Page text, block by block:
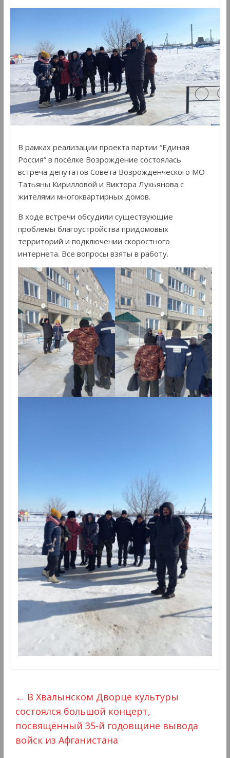
В рамках реализации проекта партии “Единая
Россия” в посëлке Возрождение состоялась
встреча депутатов Совета Возрожденческого МО
Татьяны Кирилловой и Виктора Лукьянова с
жителями многоквартирных домов.
В ходе встречи обсудили существующие
проблемы благоустройства придомовых
территорий и подключении скоростного
интернета. Все вопросы взяты в работу.
← В Хвалынском Дворце культуры
состоялся большой концерт,
посвящённый 35-й годовщине вывода
войск из Афганистана